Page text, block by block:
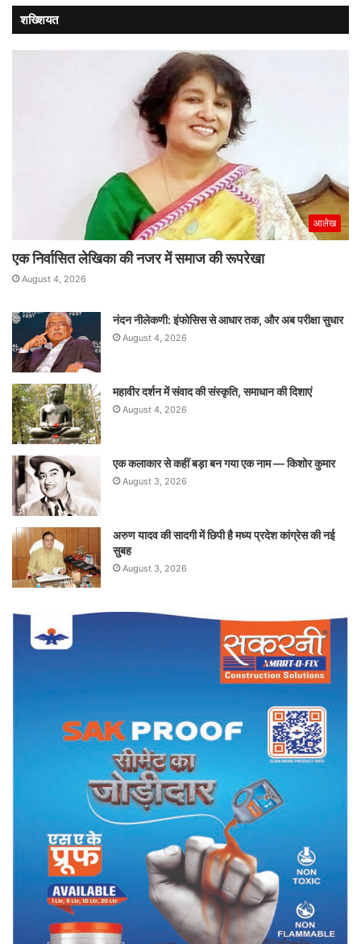
शख्शियत
आलेख
एक निर्वासित लेखिका की नजर में समाज की रूपरेखा
August 4, 2026
नंदन नीलेकणी: इंफोसिस से आधार तक, और अब परीक्षा सुधार
August 4, 2026
महावीर दर्शन में संवाद की संस्कृति, समाधान की दिशाएं
August 4, 2026
एक कलाकार से कहीं बड़ा बन गया एक नाम — किशोर कुमार
August 3, 2026
अरुण यादव की सादगी में छिपी है मध्य प्रदेश कांग्रेस की नई
सुबह
August 3, 2026